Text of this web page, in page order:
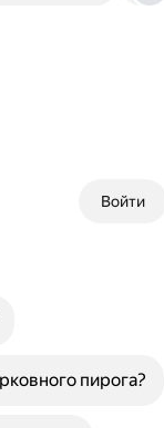
Войти
пирога?